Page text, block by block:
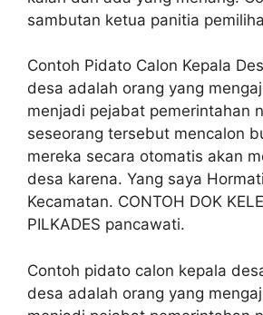
sambutan ketua panitia
Contoh Pidato Calon Kepala
desa adalah orang yang
menjadi pejabat pemerintahan
seseorang tersebut mencalon
mereka secara otomatis akan
desa karena. Yang saya
Kecamatan. CONTOH DOK
PILKADES pancawati.
Contoh pidato calon kepala
desa adalah orang yang